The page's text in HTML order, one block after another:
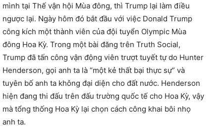
mình tại Thế vận hội Mùa đông, thì Trump lại làm điều
ngược lại. Ngày hôm đó bắt đầu với việc Donald Trump
công kích một thành viên của đội tuyển Olympic Mùa
đông Hoa Kỳ. Trong một bài đăng trên Truth Social,
Trump đã tấn công vận động viên trượt tuyết tự do Hunter
Henderson, gọi anh ta là “một kẻ thất bại thực sự” và
tuyên bố anh ta không đại diện cho đất nước. Henderson
hiện đang thi đấu trên đấu trường quốc tế cho Hoa Kỳ, vậy
mà tổng thống Hoa Kỳ lại chọn cách công khai bôi nhọ
anh ta.